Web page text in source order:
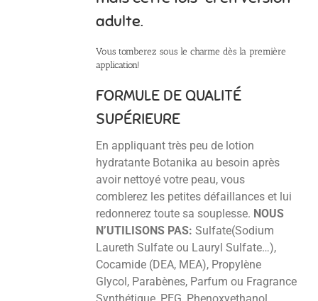
adulte.
Vous tomberez sous le charme dès la première
application!
FORMULE DE QUALITÉ
SUPÉRIEURE
En appliquant très peu de lotion
hydratante Botanika au besoin après
avoir nettoyé votre peau, vous
comblerez les petites défaillances et lui
redonnerez toute sa souplesse. NOUS
N’UTILISONS PAS: Sulfate(Sodium
Laureth Sulfate ou Lauryl Sulfate…),
Cocamide (DEA, MEA), Propylène
Glycol, Parabènes, Parfum ou Fragrance